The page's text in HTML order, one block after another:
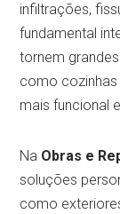
infiltrações,
fundamental
tornem
como
mais funcional
Na Obras e
soluções
como